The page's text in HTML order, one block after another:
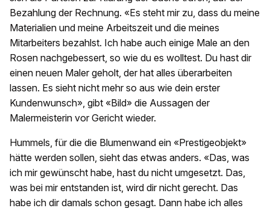
Bezahlung der Rechnung. «Es steht mir zu, dass du meine
Materialien und meine Arbeitszeit und die meines
Mitarbeiters bezahlst. Ich habe auch einige Male an den
Rosen nachgebessert, so wie du es wolltest. Du hast dir
einen neuen Maler geholt, der hat alles überarbeiten
lassen. Es sieht nicht mehr so aus wie dein erster
Kundenwunsch», gibt «Bild» die Aussagen der
Malermeisterin vor Gericht wieder.
Hummels, für die die Blumenwand ein «Prestigeobjekt»
hätte werden sollen, sieht das etwas anders. «Das, was
ich mir gewünscht habe, hast du nicht umgesetzt. Das,
was bei mir entstanden ist, wird dir nicht gerecht. Das
habe ich dir damals schon gesagt. Dann habe ich alles